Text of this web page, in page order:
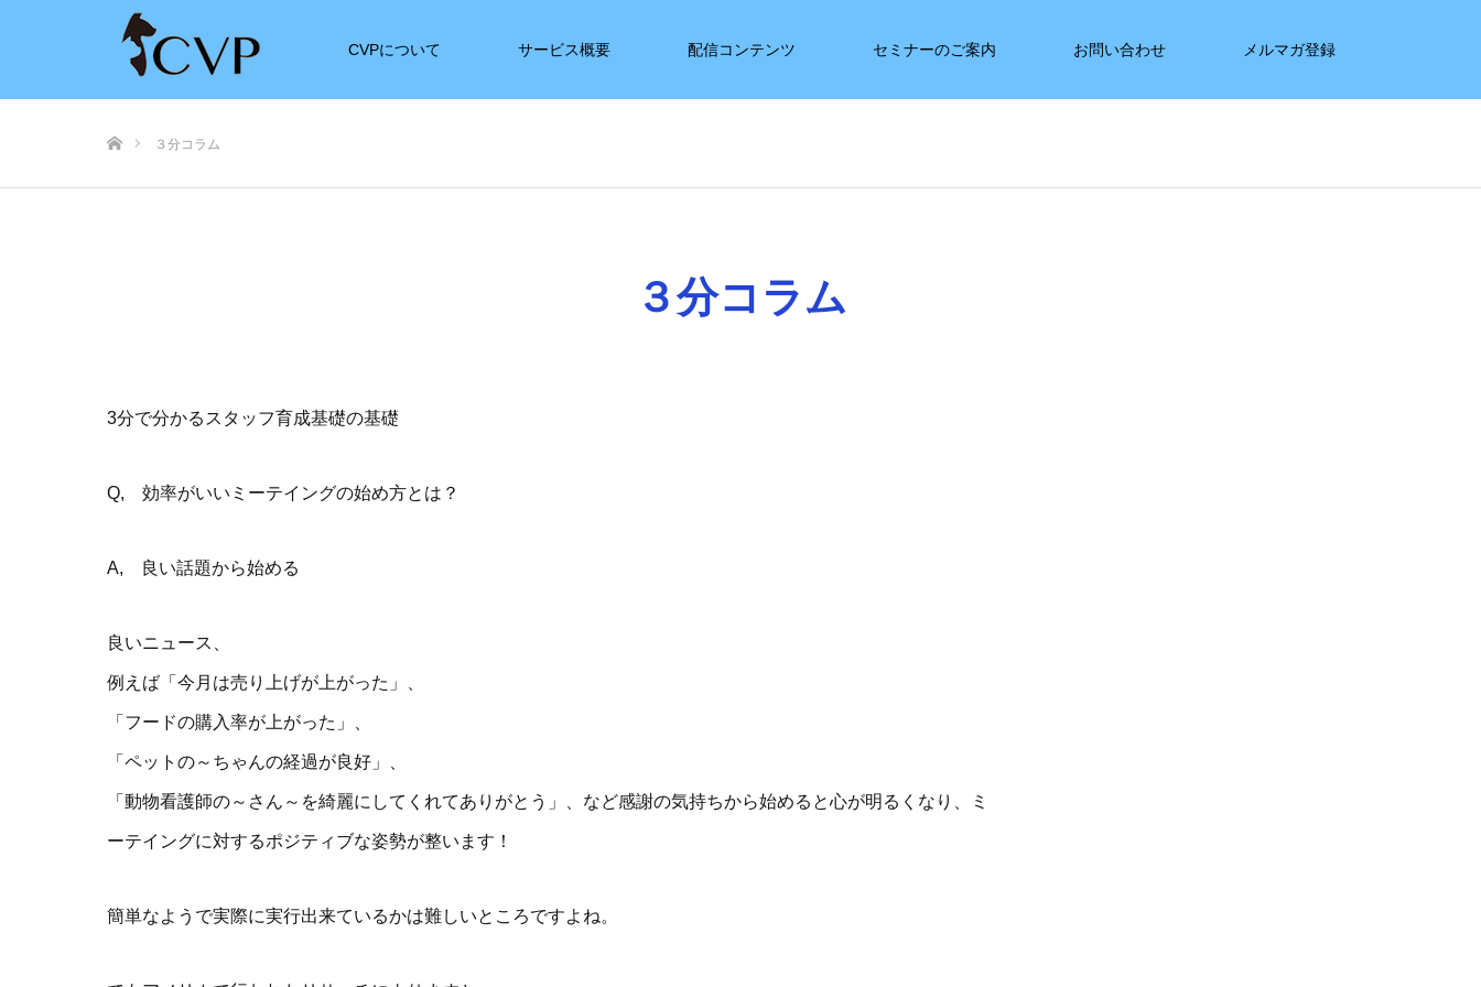
CVPについて サービス概要 配信コンテンツ セミナーのご案内 お問い合わせ メルマガ登録
３分コラム
３分コラム
3分で分かるスタッフ育成基礎の基礎
Q, 効率がいいミーテイングの始め方とは？
A, 良い話題から始める
良いニュース、
例えば「今月は売り上げが上がった」、
「フードの購入率が上がった」、
「ペットの～ちゃんの経過が良好」、
「動物看護師の～さん～を綺麗にしてくれてありがとう」、など感謝の気持ちから始めると心が明るくなり、ミ
ーテイングに対するポジティブな姿勢が整います！
簡単なようで実際に実行出来ているかは難しいところですよね。